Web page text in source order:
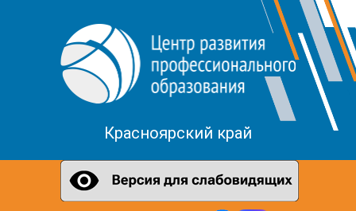
Красноярский край